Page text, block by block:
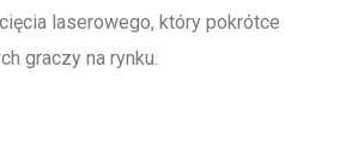
laserowego, który pokrótce
graczy na rynku.